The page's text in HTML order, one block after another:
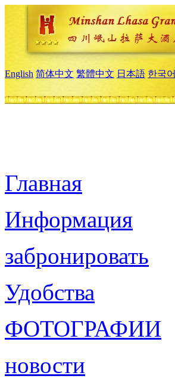
English 简体中文 繁體中文 日本語 한국어
Главная
Информация
забронировать
Удобства
ФОТОГРАФИИ
новости